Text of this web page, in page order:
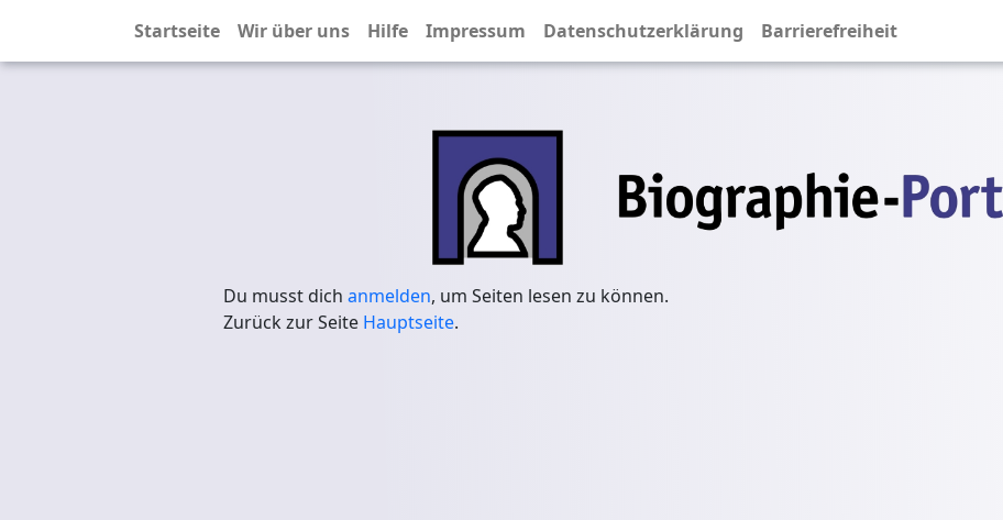
Startseite Wir über uns Hilfe Impressum Datenschutzerklärung Barrierefreiheit
Du musst dich anmelden, um Seiten lesen zu können.
Zurück zur Seite Hauptseite.